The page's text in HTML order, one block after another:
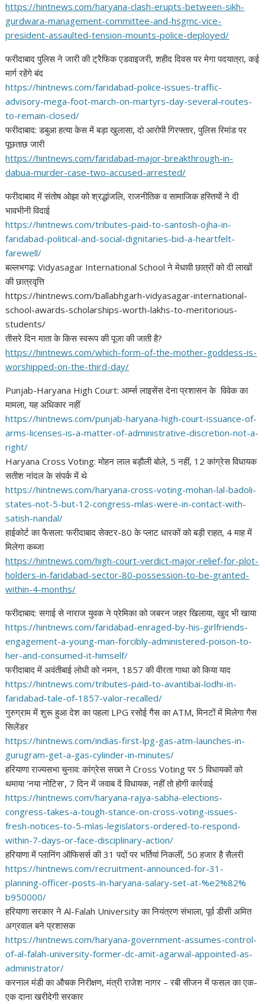
https://hintnews.com/haryana-clash-erupts-between-sikh-
gurdwara-management-committee-and-hsgmc-vice-
president-assaulted-tension-mounts-police-deployed/
फरीदाबाद पुलिस ने जारी की ट्रैफिक एडवाइजरी, शहीद दिवस पर मेगा पदयात्रा, कई
मार्ग रहेंगे बंद
https://hintnews.com/faridabad-police-issues-traffic-
advisory-mega-foot-march-on-martyrs-day-several-routes-
to-remain-closed/
फरीदाबाद: डबुआ हत्या केस में बड़ा खुलासा, दो आरोपी गिरफ्तार, पुलिस रिमांड पर
पूछताछ जारी
https://hintnews.com/faridabad-major-breakthrough-in-
dabua-murder-case-two-accused-arrested/
फरीदाबाद में संतोष ओझा को श्रद्धांजलि, राजनीतिक व सामाजिक हस्तियों ने दी
भावभीनी विदाई
https://hintnews.com/tributes-paid-to-santosh-ojha-in-
faridabad-political-and-social-dignitaries-bid-a-heartfelt-
farewell/
बल्लभगढ़: Vidyasagar International School ने मेधावी छात्रों को दी लाखों
की छात्रवृत्ति
https://hintnews.com/ballabhgarh-vidyasagar-international-
school-awards-scholarships-worth-lakhs-to-meritorious-
students/
तीसरे दिन माता के किस स्वरूप की पूजा की जाती है?
https://hintnews.com/which-form-of-the-mother-goddess-is-
worshipped-on-the-third-day/
Punjab-Haryana High Court: आर्म्स लाइसेंस देना प्रशासन के विवेक का
मामला, यह अधिकार नहीं
https://hintnews.com/punjab-haryana-high-court-issuance-of-
arms-licenses-is-a-matter-of-administrative-discretion-not-a-
right/
Haryana Cross Voting: मोहन लाल बड़ौली बोले, 5 नहीं, 12 कांग्रेस विधायक
सतीश नांदल के संपर्क में थे
https://hintnews.com/haryana-cross-voting-mohan-lal-badoli-
states-not-5-but-12-congress-mlas-were-in-contact-with-
satish-nandal/
हाईकोर्ट का फैसला: फरीदाबाद सेक्टर-80 के प्लाट धारकों को बड़ी राहत, 4 माह में
मिलेगा कब्जा
https://hintnews.com/high-court-verdict-major-relief-for-plot-
holders-in-faridabad-sector-80-possession-to-be-granted-
within-4-months/
फरीदाबाद: सगाई से नाराज युवक ने प्रेमिका को जबरन जहर खिलाया, खुद भी खाया
https://hintnews.com/faridabad-enraged-by-his-girlfriends-
engagement-a-young-man-forcibly-administered-poison-to-
her-and-consumed-it-himself/
फरीदाबाद में अवंतीबाई लोधी को नमन, 1857 की वीरता गाथा को किया याद
https://hintnews.com/tributes-paid-to-avantibai-lodhi-in-
faridabad-tale-of-1857-valor-recalled/
गुरुग्राम में शुरू हुआ देश का पहला LPG रसोई गैस का ATM, मिनटों में मिलेगा गैस
सिलेंडर
https://hintnews.com/indias-first-lpg-gas-atm-launches-in-
gurugram-get-a-gas-cylinder-in-minutes/
हरियाणा राज्यसभा चुनाव: कांग्रेस सख्त ने Cross Voting पर 5 विधायकों को
थमाया ‘नया नोटिस’, 7 दिन में जवाब दें विधायक, नहीं तो होगी कार्रवाई
https://hintnews.com/haryana-rajya-sabha-elections-
congress-takes-a-tough-stance-on-cross-voting-issues-
fresh-notices-to-5-mlas-legislators-ordered-to-respond-
within-7-days-or-face-disciplinary-action/
हरियाणा में प्लानिंग ऑफिसर्स की 31 पदों पर भर्तियां निकलीं, 50 हजार है सैलरी
https://hintnews.com/recruitment-announced-for-31-
planning-officer-posts-in-haryana-salary-set-at-%e2%82%
b950000/
हरियाणा सरकार ने Al-Falah University का नियंत्रण संभाला, पूर्व डीसी अमित
अग्रवाल बने प्रशासक
https://hintnews.com/haryana-government-assumes-control-
of-al-falah-university-former-dc-amit-agarwal-appointed-as-
administrator/
करनाल मंडी का औचक निरीक्षण, मंत्री राजेश नागर – रबी सीजन में फसल का एक-
एक दाना खरीदेगी सरकार